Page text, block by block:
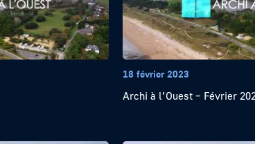
18 février 2023
Archi à l’Ouest – Février